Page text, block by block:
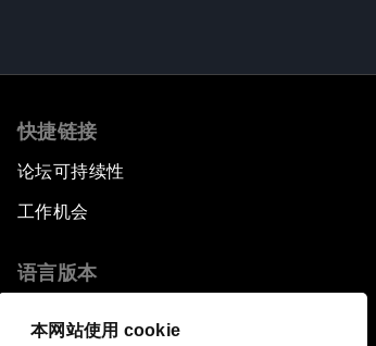
本网站使用 cookie
快捷链接
论坛可持续性
工作机会
语言版本